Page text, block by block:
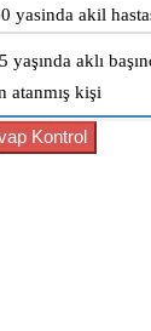
yasinda akil
yaşında aklı
atanmış kişi